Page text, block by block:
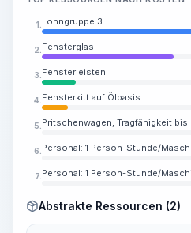
1. Lohngruppe 3
2. Fensterglas
3. Fensterleisten
4. Fensterkitt auf Ölbasis
5. Pritschenwagen, Tragfähigkeit bis
6. Personal: 1 Person-Stunde/
7. Personal: 1 Person-Stunde/
Abstrakte Ressourcen (2)